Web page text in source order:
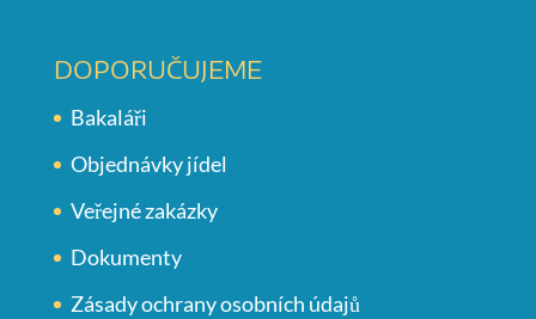
DOPORUČUJEME
Bakaláři
Objednávky jídel
Veřejné zakázky
Dokumenty
Zásady ochrany osobních údajů